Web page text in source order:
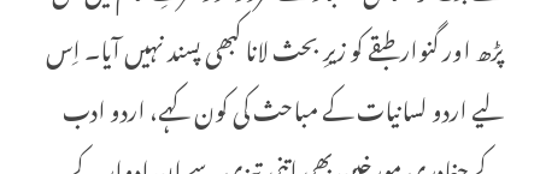
پڑھ اور گنوار طبقے کو زیرِ بحث لانا کبھی پسند نہیں آیا۔ اِس
لیے اردو لسانیات کے مباحث کی کون کہے، اردو ادب